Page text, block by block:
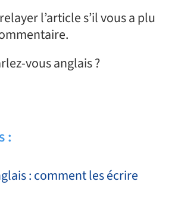
l’article s’il vous a plu
vous anglais ?
:
: comment les écrire